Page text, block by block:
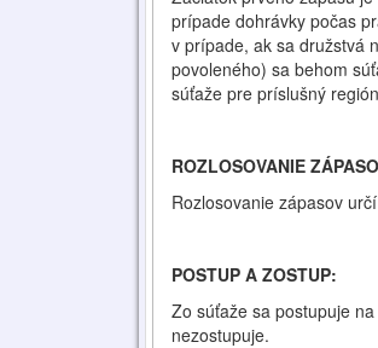
prípade dohrávky počas
v prípade, ak sa družstvá
povoleného) sa behom
súťaže pre príslušný
ROZLOSOVANIE
Rozlosovanie zápasov
POSTUP A ZOSTUP:
Zo súťaže sa postupuje
nezostupuje.